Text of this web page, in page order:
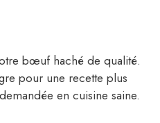
bœuf haché de qualité.
pour une recette plus
en cuisine saine.